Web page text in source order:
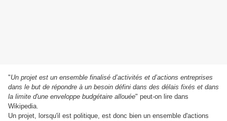
"Un projet est un ensemble finalisé d’activités et d’actions entreprises
dans le but de répondre à un besoin défini dans des délais fixés et dans
la limite d'une enveloppe budgétaire allouée" peut-on lire dans
Wikipedia.
Un projet, lorsqu'il est politique, est donc bien un ensemble d'actions